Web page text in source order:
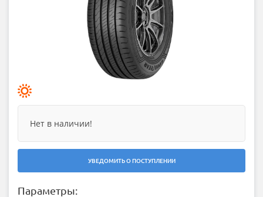
Нет в наличии!
УВЕДОМИТЬ О ПОСТУПЛЕНИИ
Параметры: